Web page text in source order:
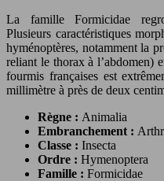
La famille Formicidae
Plusieurs caractéristiques
hyménoptères, notamment la
reliant le thorax à l’abdomen)
fourmis françaises est
millimètre à près de deux
Règne : Animalia
Embranchement :
Classe : Insecta
Ordre : Hymenoptera
Famille : Formicidae